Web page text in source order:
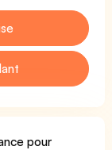
pour